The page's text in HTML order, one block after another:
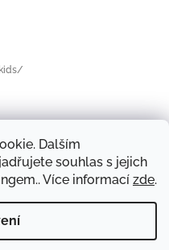
Dalším
souhlas s jejich
Více informací zde.
STAŽENÍ